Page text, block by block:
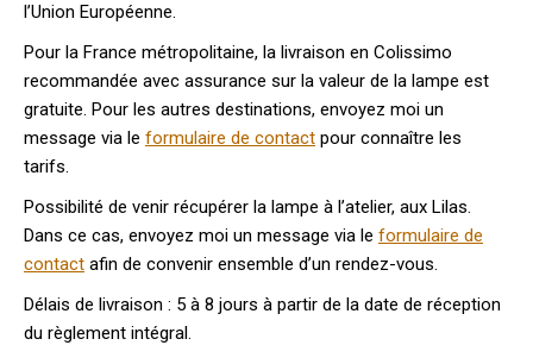
l’Union Européenne.
Pour la France métropolitaine, la livraison en Colissimo
recommandée avec assurance sur la valeur de la lampe est
gratuite. Pour les autres destinations, envoyez moi un
message via le formulaire de contact pour connaître les
tarifs.
Possibilité de venir récupérer la lampe à l’atelier, aux Lilas.
Dans ce cas, envoyez moi un message via le formulaire de
contact afin de convenir ensemble d’un rendez-vous.
Délais de livraison : 5 à 8 jours à partir de la date de réception
du règlement intégral.